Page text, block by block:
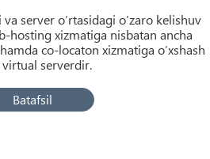
server o’rtasidagi o’zaro kelishuv
hosting xizmatiga nisbatan ancha
co-locaton xizmatiga o’xshash
serverdir.
Batafsil